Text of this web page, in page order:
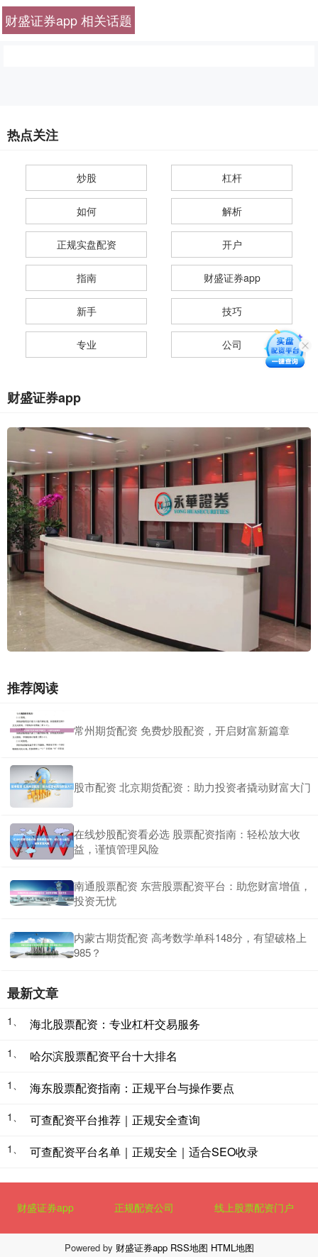
财盛证券app 相关话题
热点关注
炒股 杠杆
如何 解析
正规实盘配资 开户
指南 财盛证券app
新手 技巧
专业 公司
财盛证券app
推荐阅读
常州期货配资 免费炒股配资，开启财富新篇章
股市配资 北京期货配资：助力投资者撬动财富大门
在线炒股配资看必选 股票配资指南：轻松放大收
益，谨慎管理风险
南通股票配资 东营股票配资平台：助您财富增值，
投资无忧
内蒙古期货配资 高考数学单科148分，有望破格上
985？
最新文章
1、 海北股票配资：专业杠杆交易服务
1、 哈尔滨股票配资平台十大排名
1、 海东股票配资指南：正规平台与操作要点
1、 可查配资平台推荐｜正规安全查询
1、 可查配资平台名单｜正规安全｜适合SEO收录
财盛证券app 正规配资公司 线上股票配资门户
Powered by 财盛证券app RSS地图 HTML地图